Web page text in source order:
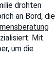
drohten
an Bord, die
Mit
um die